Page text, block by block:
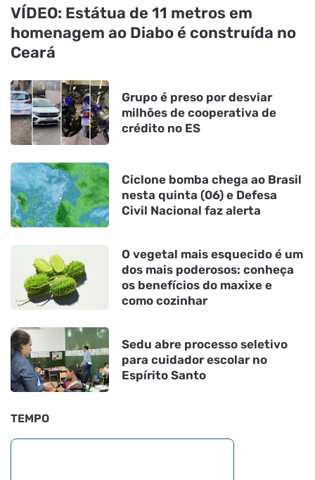
VÍDEO: Estátua de 11 metros em
homenagem ao Diabo é construída no
Ceará
Grupo é preso por desviar
milhões de cooperativa de
crédito no ES
Ciclone bomba chega ao Brasil
nesta quinta (06) e Defesa
Civil Nacional faz alerta
O vegetal mais esquecido é um
dos mais poderosos: conheça
os benefícios do maxixe e
como cozinhar
Sedu abre processo seletivo
para cuidador escolar no
Espírito Santo
TEMPO